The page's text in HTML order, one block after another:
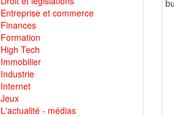
Entreprise et commerce
Finances
Formation
High Tech
Immobilier
Industrie
Internet
Jeux
L'actualité - médias